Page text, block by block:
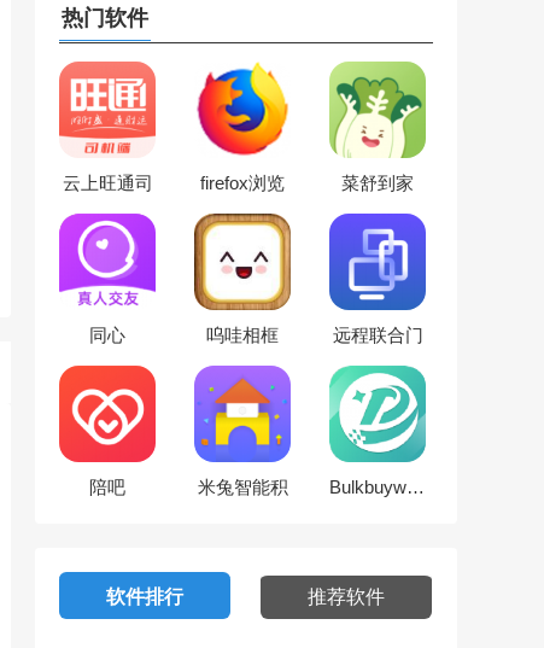
热门软件
云上旺通司
firefox浏览
菜舒到家
同心 呜哇相框
远程联合门
陪吧
米兔智能积
Bulkbuyworld
软件排行 推荐软件